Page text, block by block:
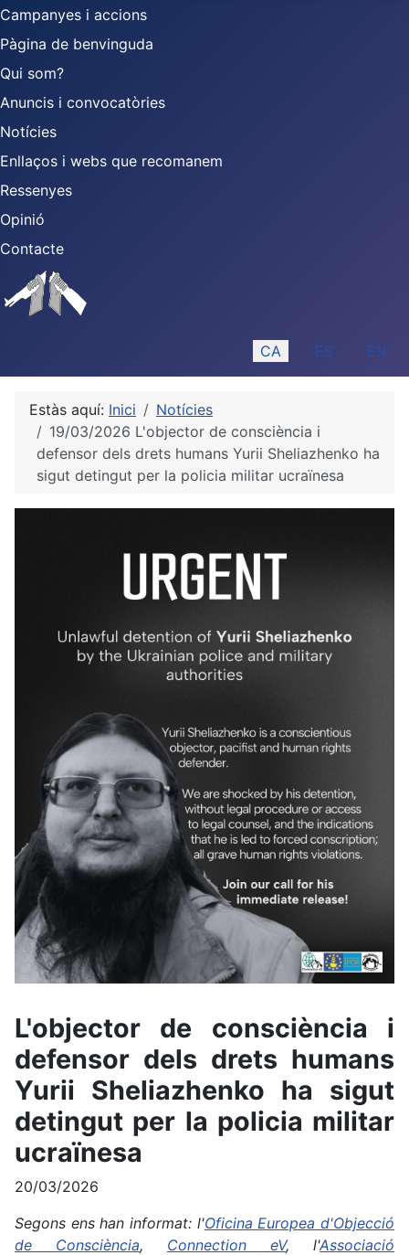
Campanyes i accions
Pàgina de benvinguda
Qui som?
Anuncis i convocatòries
Notícies
Enllaços i webs que recomanem
Ressenyes
Opinió
Contacte
Seleccioni el seu
CA ES EN
Estàs aquí: Inici
Notícies
19/03/2026 L'objector de consciència i
defensor dels drets humans Yurii Sheliazhenko ha
sigut detingut per la policia militar ucraïnesa
L'objector de consciència i
defensor dels drets humans
Yurii Sheliazhenko ha sigut
detingut per la policia militar
ucraïnesa
20/03/2026
Segons ens han informat: l'Oficina Europea d'Objecció
de Consciència, Connection eV, l'Associació